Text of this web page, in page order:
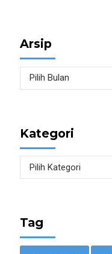
Arsip
Pilih Bulan
Kategori
Pilih Kategori
Tag